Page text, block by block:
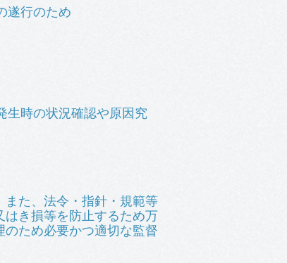
遂行のため
生時の状況確認や原因究
た、法令・指針・規範等
き損等を防止するため万
ため必要かつ適切な監督